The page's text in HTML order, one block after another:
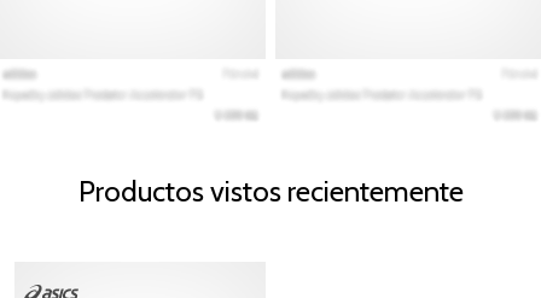
Productos vistos recientemente